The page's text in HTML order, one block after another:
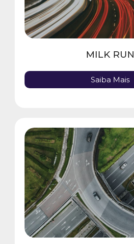
MILK RUN
Saiba Mais